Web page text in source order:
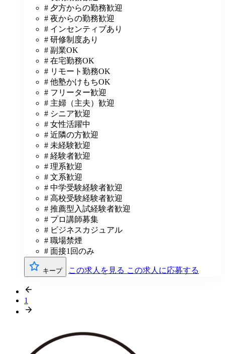
# 夕方からの勤務歓迎
# 夜からの勤務歓迎
# インセンティブあり
# 研修制度あり
# 副業OK
# 在宅勤務OK
# リモート勤務OK
# 他塾かけもちOK
# フリーター歓迎
# 主婦（主夫）歓迎
# シニア歓迎
# 女性活躍中
# 近隣の方歓迎
# 未経験歓迎
# 経験者歓迎
# 理系歓迎
# 文系歓迎
# 中学受験経験者歓迎
# 高校受験経験者歓迎
# 推薦型入試経験者歓迎
# プロ講師募集
# ビジネスカジュアル
# 職場禁煙
# 面接1回のみ
キープ この求人を見る この求人に応募する
1